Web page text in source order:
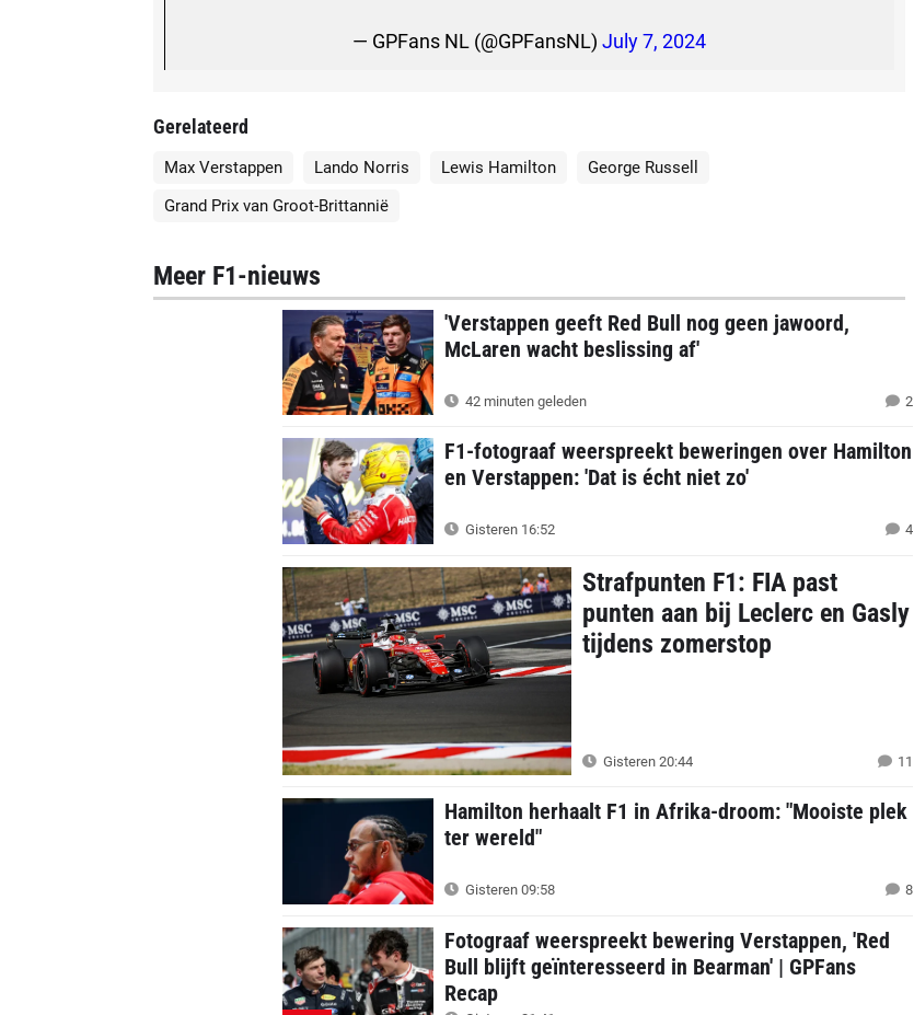
— GPFans NL (@GPFansNL) July 7, 2024
Gerelateerd
Max Verstappen Lando Norris Lewis Hamilton
George Russell
Grand Prix van Groot-Brittannië
Meer F1-nieuws
'Verstappen geeft Red Bull nog geen jawoord,
McLaren wacht beslissing af'
42 minuten geleden 2
F1-fotograaf weerspreekt beweringen over Hamilton
en Verstappen: 'Dat is écht niet zo'
Gisteren 16:52 4
Strafpunten F1: FIA past
punten aan bij Leclerc en Gasly
tijdens zomerstop
Gisteren 20:44 11
Hamilton herhaalt F1 in Afrika-droom: "Mooiste plek
ter wereld"
Gisteren 09:58 8
Fotograaf weerspreekt bewering Verstappen, 'Red
Bull blijft geïnteresseerd in Bearman' | GPFans
Recap